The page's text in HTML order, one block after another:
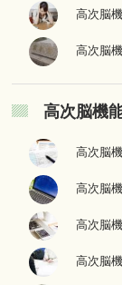
高次脳
高次脳
高次脳機
高次脳
高次脳
高次脳
高次脳